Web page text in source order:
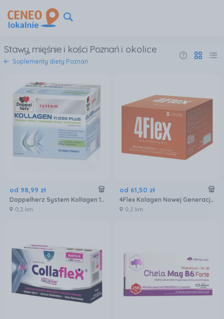
Stawy, mięśnie i kości Poznań i okolice
Suplementy diety Poznań
od 98,99 zł
Doppelherz System Kollagen 11.000 Plus Kolagen Do Picia 25mlx30amp.
0,2 km
od 61,50 zł
4Flex Kolagen Nowej Generacji Z Wit. C 30sasz.
0,2 km